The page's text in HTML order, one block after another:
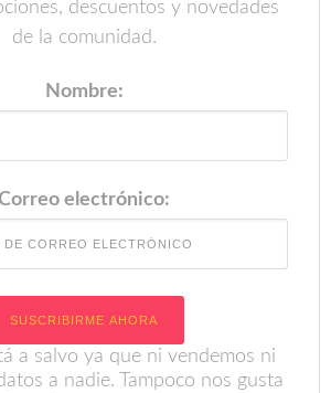
descuentos y novedades
de la comunidad.
Nombre:
electrónico:
a salvo ya que ni vendemos ni
a nadie. Tampoco nos gusta